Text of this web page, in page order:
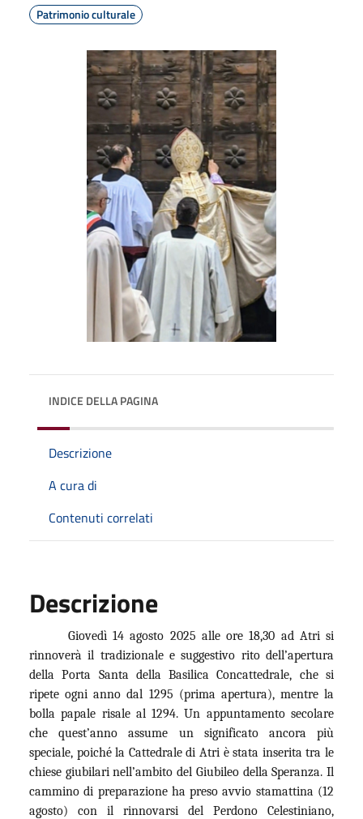
Patrimonio culturale
INDICE DELLA PAGINA
Descrizione
A cura di
Contenuti correlati
Descrizione
Giovedì 14 agosto 2025 alle ore 18,30 ad Atri si
rinnoverà il tradizionale e suggestivo rito dell’apertura
della Porta Santa della Basilica Concattedrale, che si
ripete ogni anno dal 1295 (prima apertura), mentre la
bolla papale risale al 1294. Un appuntamento secolare
che quest’anno assume un significato ancora più
speciale, poiché la Cattedrale di Atri è stata inserita tra le
chiese giubilari nell’ambito del Giubileo della Speranza. Il
cammino di preparazione ha preso avvio stamattina (12
agosto) con il rinnovarsi del Perdono Celestiniano,